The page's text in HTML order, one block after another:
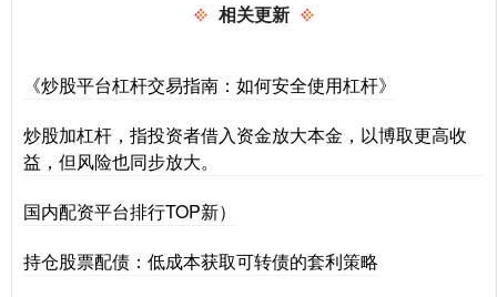
相关更新
《炒股平台杠杆交易指南：如何安全使用杠杆》
炒股加杠杆，指投资者借入资金放大本金，以博取更高收
益，但风险也同步放大。
国内配资平台排行TOP新）
持仓股票配债：低成本获取可转债的套利策略